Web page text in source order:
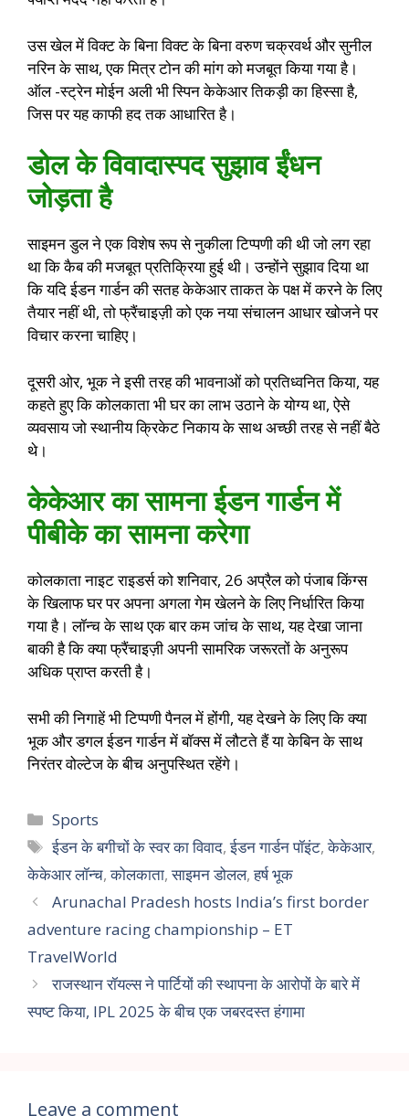
उस खेल में विक्ट के बिना विक्ट के बिना वरुण चक्रवर्थ और सुनील
नरिन के साथ, एक मित्र टोन की मांग को मजबूत किया गया है।
ऑल -स्ट्रेन मोईन अली भी स्पिन केकेआर तिकड़ी का हिस्सा है,
जिस पर यह काफी हद तक आधारित है।
डोल के विवादास्पद सुझाव ईंधन
जोड़ता है
साइमन डुल ने एक विशेष रूप से नुकीला टिप्पणी की थी जो लग रहा
था कि कैब की मजबूत प्रतिक्रिया हुई थी। उन्होंने सुझाव दिया था
कि यदि ईडन गार्डन की सतह केकेआर ताकत के पक्ष में करने के लिए
तैयार नहीं थी, तो फ्रैंचाइज़ी को एक नया संचालन आधार खोजने पर
विचार करना चाहिए।
दूसरी ओर, भूक ने इसी तरह की भावनाओं को प्रतिध्वनित किया, यह
कहते हुए कि कोलकाता भी घर का लाभ उठाने के योग्य था, ऐसे
व्यवसाय जो स्थानीय क्रिकेट निकाय के साथ अच्छी तरह से नहीं बैठे
थे।
केकेआर का सामना ईडन गार्डन में
पीबीके का सामना करेगा
कोलकाता नाइट राइडर्स को शनिवार, 26 अप्रैल को पंजाब किंग्स
के खिलाफ घर पर अपना अगला गेम खेलने के लिए निर्धारित किया
गया है। लॉन्च के साथ एक बार कम जांच के साथ, यह देखा जाना
बाकी है कि क्या फ्रैंचाइज़ी अपनी सामरिक जरूरतों के अनुरूप
अधिक प्राप्त करती है।
सभी की निगाहें भी टिप्पणी पैनल में होंगी, यह देखने के लिए कि क्या
भूक और डगल ईडन गार्डन में बॉक्स में लौटते हैं या केबिन के साथ
निरंतर वोल्टेज के बीच अनुपस्थित रहेंगे।
Sports
ईडन के बगीचों के स्वर का विवाद,ईडन गार्डन पॉइंट,केकेआर,
केकेआर लॉन्च,कोलकाता,साइमन डोलल,हर्ष भूक
Arunachal Pradesh hosts India’s first border
adventure racing championship – ET
TravelWorld
राजस्थान रॉयल्स ने पार्टियों की स्थापना के आरोपों के बारे में
स्पष्ट किया, IPL 2025 के बीच एक जबरदस्त हंगामा
Leave a comment